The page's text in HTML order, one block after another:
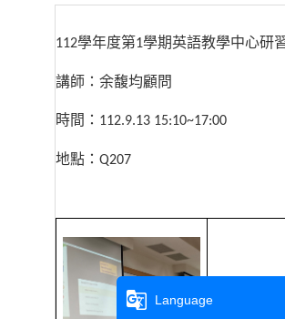
112學年度第1學期英語教學中心研
講師：余馥均顧問
時間： 112.9.13 15:10~17:00
地點： Q207
g_translate
Language